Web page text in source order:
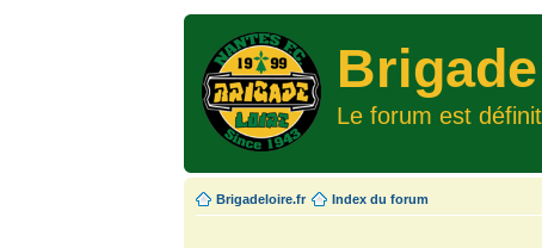
Le forum est
Brigadeloire.fr Index du forum